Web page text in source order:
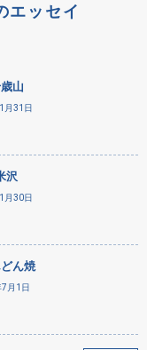
エッセイ
山
月31日
沢
月30日
ん焼
月1日